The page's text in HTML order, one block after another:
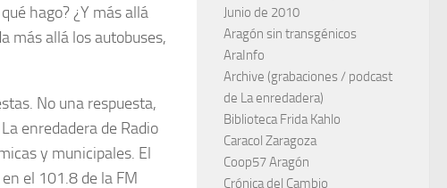
hago? ¿Y más allá
más allá los autobuses,
No una respuesta,
enredadera de Radio
y municipales. El
el 101.8 de la FM
Junio de 2010
Aragón sin transgénicos
AraInfo
Archive (grabaciones / podcast
de La enredadera)
Biblioteca Frida Kahlo
Caracol Zaragoza
Coop57 Aragón
Crónica del Cambio